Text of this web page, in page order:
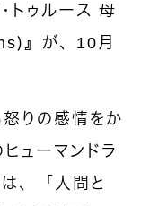
トゥルース 母
）』が、10月
りの感情をか
ューマンドラ
、「人間と